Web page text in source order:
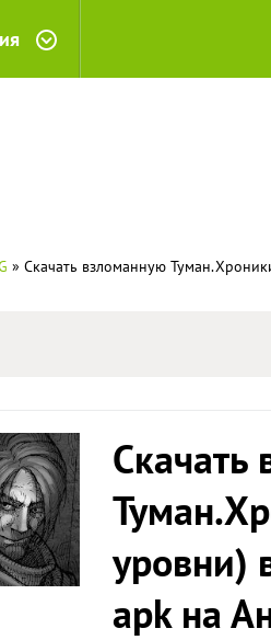
» Скачать взломанную
Скачать
уровни)
apk на